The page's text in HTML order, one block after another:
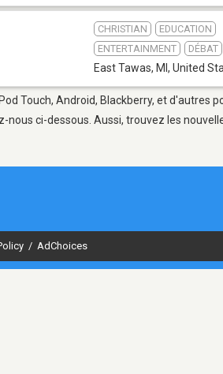
CHRISTIAN
EDUCATION
ENTERTAINMENT
DÉBAT
East Tawas, MI , United
Touch, Android, Blackberry, et d'autres
ci-dessous. Aussi, trouvez les
/ AdChoices